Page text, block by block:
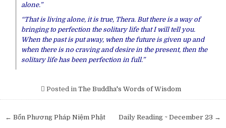
alone.”
“That is living alone, it is true, Thera. But there is a way of
bringing to perfection the solitary life that I will tell you.
When the past is put away, when the future is given up and
when there is no craving and desire in the present, then the
solitary life has been perfection in full.”
Posted in The Buddha's Words of Wisdom
Post Daily Reading ~ December 23 →
← Bốn Phương Pháp Niệm Phật